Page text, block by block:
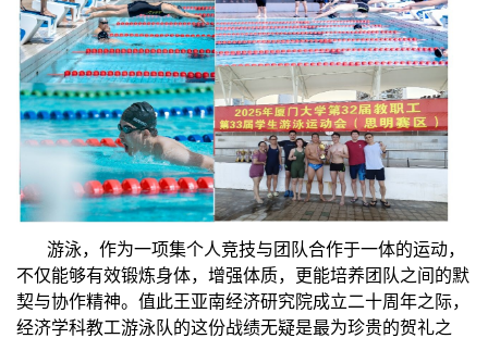
游泳，作为一项集个人竞技与团队合作于一体的运动，
不仅能够有效锻炼身体，增强体质，更能培养团队之间的默
契与协作精神。值此王亚南经济研究院成立二十周年之际，
经济学科教工游泳队的这份战绩无疑是最为珍贵的贺礼之